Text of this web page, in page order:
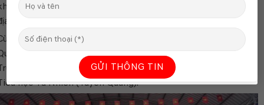
nhiều hoạt động hỗ trợ giáo dục và cộng đồng tại nhiều
phương trên cả nước.
sự chung tay từ MMV, NPP VIG An Giang và Ô tô Tuyên
đã trao hơn 700 phần quà Tết đến các em học sinh tại
Tiểu học B Phú Hòa (An Giang) và Trường Mầm non &
học Tà Nhiên (Tuyên Quang).